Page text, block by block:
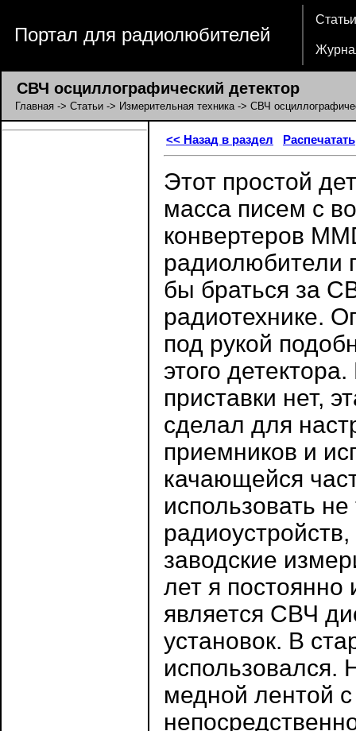
Портал для радиолюбителей
Статьи
СВЧ осциллографический детектор
Главная -> Статьи -> Измерительная техника-> СВЧ
<< Назад в раздел Распечатать
Этот простой
масса писем с
конвертеров
радиолюбители
бы браться за
радиотехнике.
под рукой
этого
приставки нет,
сделал для
приемников и
качающейся
использовать
заводские
лет я
является СВЧ
установок. В
использовался.
медной лентой